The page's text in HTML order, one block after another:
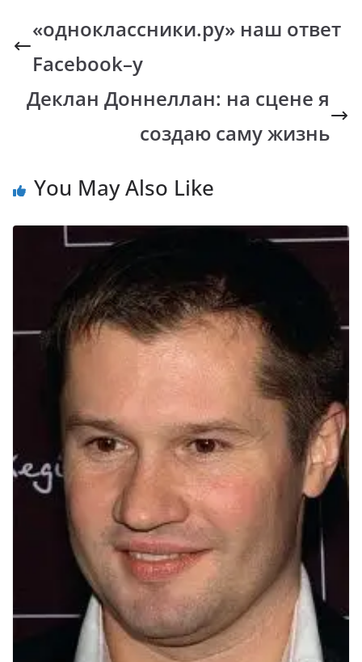
b
o
o
k
s
A
p
p
y
Li
n
k
gr
a
«одноклассники.ру» наш ответ
Facebook–у
Деклан Доннеллан: на сцене я
создаю саму жизнь
You May Also Like